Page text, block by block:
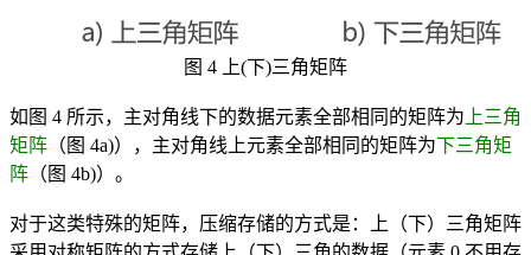
图 4 上(下)三角矩阵
如图 4 所示，主对角线下的数据元素全部相同的矩阵为 上三角
矩阵 （图 4a)），主对角线上元素全部相同的矩阵为下三角矩
阵 （图 4b)）。
对于这类特殊的矩阵，压缩存储的方式是：上（下）三角矩阵